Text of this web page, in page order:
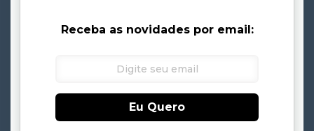
Receba as novidades por email:
Eu Quero